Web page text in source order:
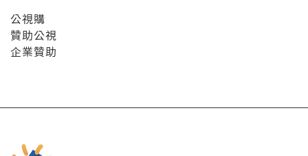
公視購
贊助公視
企業贊助